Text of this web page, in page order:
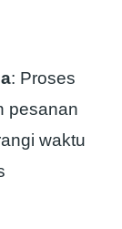
: Proses
pesanan
waktu